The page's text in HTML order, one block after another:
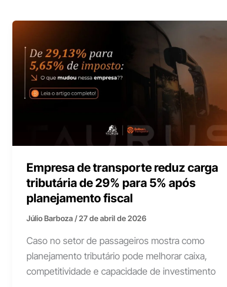
Empresa de transporte reduz carga
tributária de 29% para 5% após
planejamento fiscal
Júlio Barboza/27 de abril de 2026
Caso no setor de passageiros mostra como
planejamento tributário pode melhorar caixa,
competitividade e capacidade de investimento